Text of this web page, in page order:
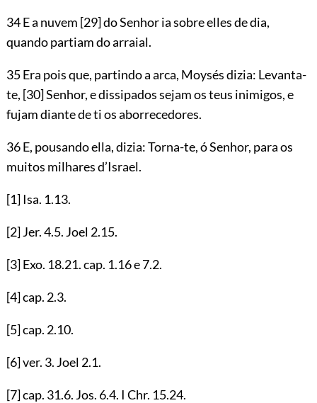
34 E a nuvem [29]do Senhor ia sobre elles de dia,
quando partiam do arraial.
35 Era pois que, partindo a arca, Moysés dizia: Levanta-
te, [30]Senhor, e dissipados sejam os teus inimigos, e
fujam diante de ti os aborrecedores.
36 E, pousando ella, dizia: Torna-te, ó Senhor, para os
muitos milhares d’Israel.
[1]Isa. 1.13.
[2]Jer.4.5. Joel 2.15.
[3]Exo. 18.21. cap. 1.16e7.2.
[4]cap. 2.3.
[5]cap. 2.10.
[6]ver. 3. Joel 2.1.
[7]cap. 31.6. Jos. 6.4. I Chr. 15.24.